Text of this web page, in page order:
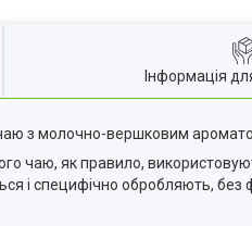
Інформація
з молочно-вершковим
чаю, як правило,
і специфічно обробляють, без